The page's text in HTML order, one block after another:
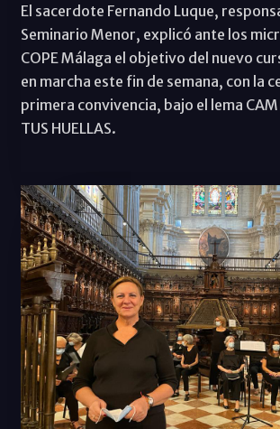
El sacerdote Fernando Luque,
Seminario Menor, explicó ante los
COPE Málaga el objetivo del nuevo
en marcha este fin de semana, con la
primera convivencia, bajo el lema
TUS HUELLAS.